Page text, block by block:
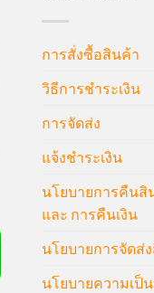
การสั่งซื้อสินค้า
วิธีการชำระเงิน
การจัดส่ง
แจ้งชำระเงิน
นโยบายการคืนสิ
และ การคืนเงิน
นโยบายการจัดส่
นโยบายความเป็